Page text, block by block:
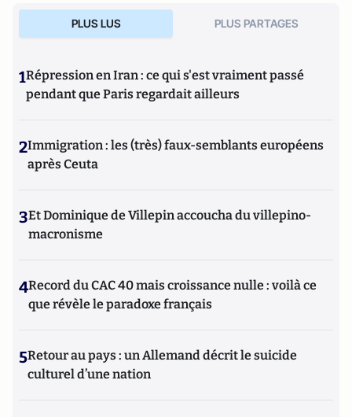
PLUS LUS PLUS PARTAGES
1Répression en Iran : ce qui s'est vraiment passé
pendant que Paris regardait ailleurs
2Immigration : les (très) faux-semblants européens
après Ceuta
3Et Dominique de Villepin accoucha du villepino-
macronisme
4Record du CAC 40 mais croissance nulle : voilà ce
que révèle le paradoxe français
5Retour au pays : un Allemand décrit le suicide
culturel d’une nation